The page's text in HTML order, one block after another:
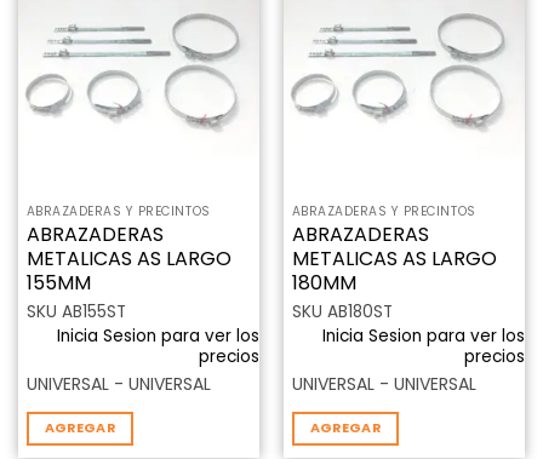
Añadir
a la
lista de
deseos
ABRAZADERAS Y PRECINTOS
ABRAZADERAS
METALICAS AS LARGO
155MM
SKU AB155ST
Inicia Sesion para ver los
precios
UNIVERSAL - UNIVERSAL
AGREGAR
Añadir
a la
lista de
deseos
ABRAZADERAS Y PRECINTOS
ABRAZADERAS
METALICAS AS LARGO
180MM
SKU AB180ST
Inicia Sesion para ver los
precios
UNIVERSAL - UNIVERSAL
AGREGAR